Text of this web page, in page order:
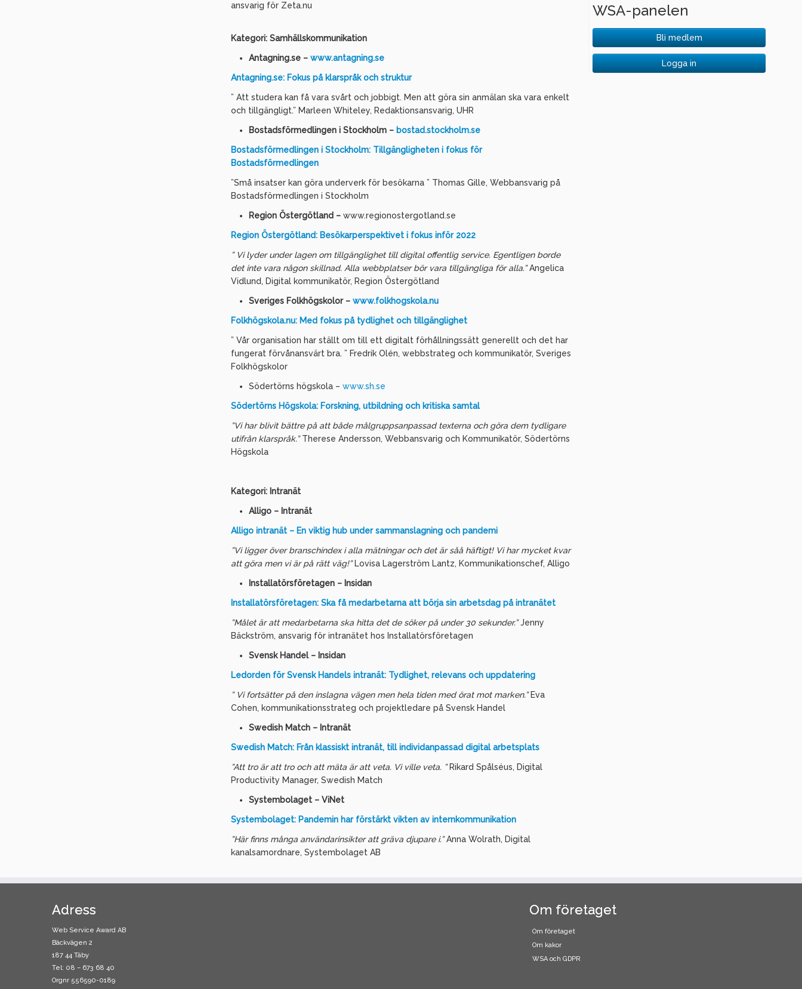
ansvarig för Zeta.nu
Kategori: Samhällskommunikation
Antagning.se – www.antagning.se
Antagning.se: Fokus på klarspråk och struktur
” Att studera kan få vara svårt och jobbigt. Men att göra sin anmälan ska vara enkelt
och tillgängligt.” Marleen Whiteley, Redaktionsansvarig, UHR
Bostadsförmedlingen i Stockholm – bostad.stockholm.se
Bostadsförmedlingen i Stockholm: Tillgängligheten i fokus för
Bostadsförmedlingen
”Små insatser kan göra underverk för besökarna ” Thomas Gille, Webbansvarig på
Bostadsförmedlingen i Stockholm
Region Östergötland – www.regionostergotland.se
Region Östergötland: Besökarperspektivet i fokus inför 2022
” Vi lyder under lagen om tillgänglighet till digital offentlig service. Egentligen borde
det inte vara någon skillnad. Alla webbplatser bör vara tillgängliga för alla.” Angelica
Vidlund, Digital kommunikatör, Region Östergötland
Sveriges Folkhögskolor – www.folkhogskola.nu
Folkhögskola.nu: Med fokus på tydlighet och tillgänglighet
” Vår organisation har ställt om till ett digitalt förhållningssätt generellt och det har
fungerat förvånansvärt bra. ” Fredrik Olén, webbstrateg och kommunikatör, Sveriges
Folkhögskolor
Södertörns högskola – www.sh.se
Södertörns Högskola: Forskning, utbildning och kritiska samtal
”Vi har blivit bättre på att både målgruppsanpassad texterna och göra dem tydligare
utifrån klarspråk.”Therese Andersson, Webbansvarig och Kommunikatör, Södertörns
Högskola
Kategori: Intranät
Alligo – Intranät
Alligo intranät – En viktig hub under sammanslagning och pandemi
”Vi ligger över branschindex i alla mätningar och det är såå häftigt! Vi har mycket kvar
att göra men vi är på rätt väg!”Lovisa Lagerström Lantz, Kommunikationschef, Alligo
Installatörsföretagen – Insidan
Installatörsföretagen: Ska få medarbetarna att börja sin arbetsdag på intranätet
”Målet är att medarbetarna ska hitta det de söker på under 30 sekunder.” Jenny
Bäckström, ansvarig för intranätet hos Installatörsföretagen
Svensk Handel – Insidan
Ledorden för Svensk Handels intranät: Tydlighet, relevans och uppdatering
” Vi fortsätter på den inslagna vägen men hela tiden med örat mot marken.”Eva
Cohen, kommunikationsstrateg och projektledare på Svensk Handel
Swedish Match – Intranät
Swedish Match: Från klassiskt intranät, till individanpassad digital arbetsplats
”Att tro är att tro och att mäta är att veta. Vi ville veta. ”Rikard Spålséus, Digital
Productivity Manager, Swedish Match
Systembolaget – ViNet
Systembolaget: Pandemin har förstärkt vikten av internkommunikation
”Här finns många användarinsikter att gräva djupare i.”Anna Wolrath, Digital
kanalsamordnare, Systembolaget AB
WSA-panelen
Bli medlem
Logga in
Adress
Web Service Award AB
Bäckvägen 2
187 44 Täby
Tel: 08 – 673 68 40
Orgnr 556590-0189
Om företaget
Om företaget
Om kakor
WSA och GDPR